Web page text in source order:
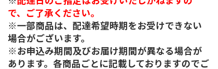
で、ご了承ください。
※一部商品は、配達希望時期をお受けできない
場合がございます。
※お申込み期間及びお届け期間が異なる場合が
あります。各商品ごとに記載しておりますのでご